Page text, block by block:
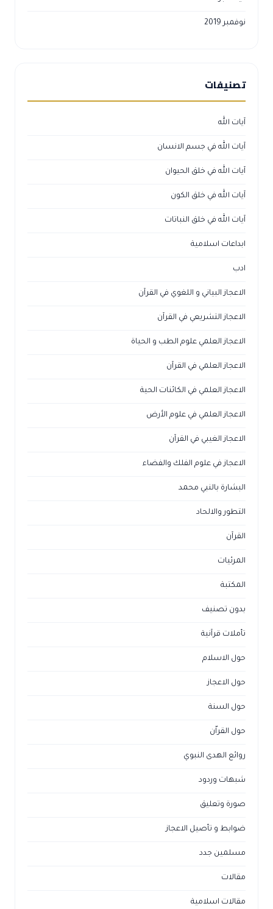
نوفمبر 2019
تصنيفات
آيات الله
آيات الله في جسم الانسان
آيات الله في خلق الحيوان
آيات الله في خلق الكون
آيات الله في خلق النباتات
ابداعات اسلامية
ادب
الاعجاز البياني و اللغوي في القرآن
الاعجاز التشريعي في القرآن
الاعجاز العلمي علوم الطب و الحياة
الاعجاز العلمي في القرآن
الاعجاز العلمي في الكائنات الحية
الاعجاز العلمي في علوم الأرض
الاعجاز الغيبي في القرآن
الاعجاز في علوم الفلك والفضاء
البشارة بالنبي محمد
التطور والالحاد
القرآن
المرئيات
المكتبة
بدون تصنيف
تأملات قرآنية
حول الاسلام
حول الاعجاز
حول السنة
حول القراّن
روائع الهدى النبوي
شبهات وردود
صورة وتعليق
ضوابط و تأصيل الاعجاز
مسلمين جدد
مقالات
مقالات اسلامية